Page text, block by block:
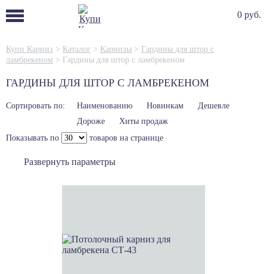
0 руб.
Купи Карниз > Каталог > Карнизы > Гардины для штор с
ламбрекеном > Гардины для штор с ламбрекеном
ГАРДИНЫ ДЛЯ ШТОР С ЛАМБРЕКЕНОМ
Сортировать по: Наименованию Новинкам
Дешевле
Дороже
Хиты продаж
Показывать по
товаров на странице
Развернуть параметры